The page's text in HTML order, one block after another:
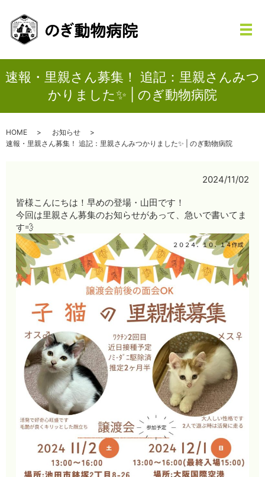
メ
速報・里親さん募集！ 追記：里親さんみつ
かりました✨ | のぎ動物病院
HOME
お知らせ
速報・里親さん募集！ 追記：里親さんみつかりました✨ | のぎ動物病院
2024/11/02
皆様こんにちは！早めの登場・山田です！
今回は里親さん募集のお知らせがあって、急いで書いてま
す💨